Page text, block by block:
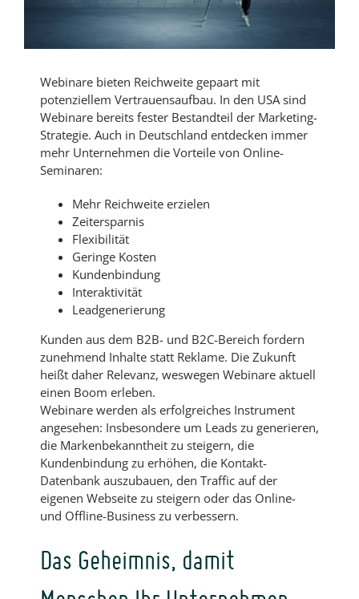
Webinare bieten Reichweite gepaart mit
potenziellem Vertrauensaufbau. In den USA sind
Webinare bereits fester Bestandteil der Marketing-
Strategie. Auch in Deutschland entdecken immer
mehr Unternehmen die Vorteile von Online-
Seminaren:
Mehr Reichweite erzielen
Zeitersparnis
Flexibilität
Geringe Kosten
Kundenbindung
Interaktivität
Leadgenerierung
Kunden aus dem B2B- und B2C-Bereich fordern
zunehmend Inhalte statt Reklame. Die Zukunft
heißt daher Relevanz, weswegen Webinare aktuell
einen Boom erleben.
Webinare werden als erfolgreiches Instrument
angesehen: Insbesondere um Leads zu generieren,
die Markenbekanntheit zu steigern, die
Kundenbindung zu erhöhen, die Kontakt-
Datenbank auszubauen, den Traffic auf der
eigenen Webseite zu steigern oder das Online-
und Offline-Business zu verbessern.
Das Geheimnis, damit